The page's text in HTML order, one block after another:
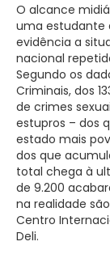
O alcance
uma estudante
evidência a
nacional
Segundo os
Criminais, dos
de crimes
estupros – dos
estado mais
dos que
total chega à
de 9.200
na realidade
Centro
Deli.